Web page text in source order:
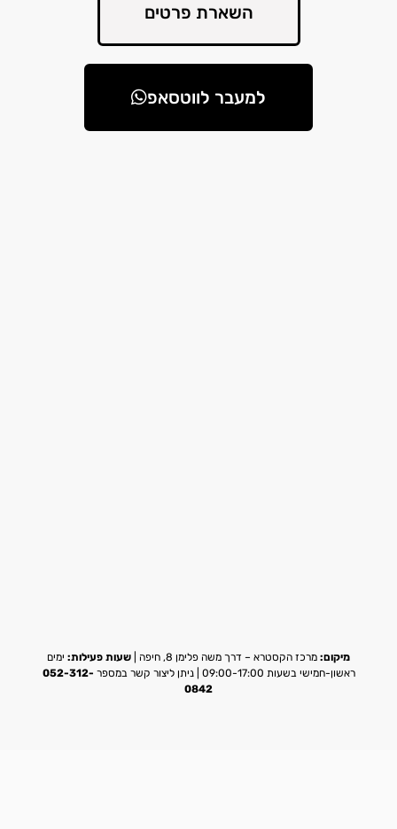
השארת פרטים
למעבר לווטסאפ
מיקום: מרכז הקסטרא – דרך משה פלימן 8, חיפה | שעות פעילות: ימים
ראשון-חמישי בשעות 09:00-17:00 | ניתן ליצור קשר במספר
052-312-
0842